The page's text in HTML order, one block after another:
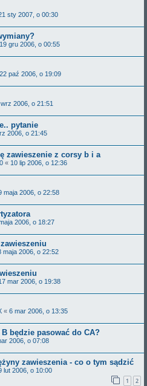
sty 2007, o 00:30
19 gru 2006, o 00:55
22 paź 2006, o 19:09
2006, o 21:51
pytanie
2006, o 21:45
zawieszenie z corsy b i a
« 10 lip 2006, o 12:36
maja 2006, o 22:58
2006, o 18:27
maja 2006, o 22:52
mar 2006, o 19:38
« 6 mar 2006, o 13:35
będzie pasować do CA?
2006, o 07:08
zawieszenia - co o tym sądzić
lut 2006, o 10:00
1 2